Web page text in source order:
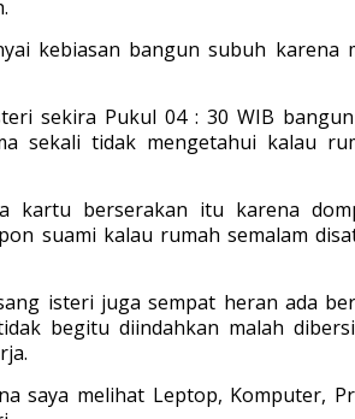
kebiasan bangun subuh karena
sekira Pukul 04 : 30 WIB
sekali tidak mengetahui kalau
kartu berserakan itu karena
suami kalau rumah semalam
isteri juga sempat heran ada
begitu diindahkan malah
saya melihat Leptop, Komputer,